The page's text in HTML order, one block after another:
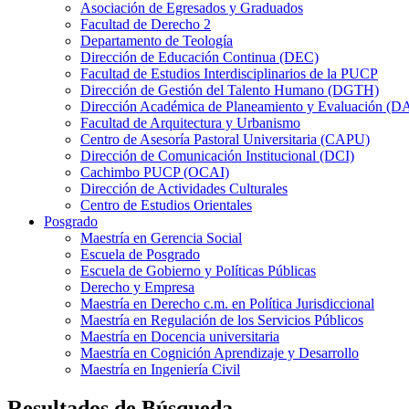
Asociación de Egresados y Graduados
Facultad de Derecho 2
Departamento de Teología
Dirección de Educación Continua (DEC)
Facultad de Estudios Interdisciplinarios de la PUCP
Dirección de Gestión del Talento Humano (DGTH)
Dirección Académica de Planeamiento y Evaluación
Facultad de Arquitectura y Urbanismo
Centro de Asesoría Pastoral Universitaria (CAPU)
Dirección de Comunicación Institucional (DCI)
Cachimbo PUCP (OCAI)
Dirección de Actividades Culturales
Centro de Estudios Orientales
Posgrado
Maestría en Gerencia Social
Escuela de Posgrado
Escuela de Gobierno y Políticas Públicas
Derecho y Empresa
Maestría en Derecho c.m. en Política Jurisdiccional
Maestría en Regulación de los Servicios Públicos
Maestría en Docencia universitaria
Maestría en Cognición Aprendizaje y Desarrollo
Maestría en Ingeniería Civil